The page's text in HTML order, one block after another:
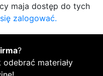
maja dostęp do tych
zalogować.
?
materiały